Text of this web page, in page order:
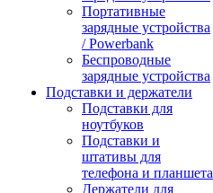
Портативные
зарядные устройства
/ Powerbank
Беспроводные
зарядные устройства
Подставки и держатели
Подставки для
ноутбуков
Подставки и
штативы для
телефона и планшета
Держатели для